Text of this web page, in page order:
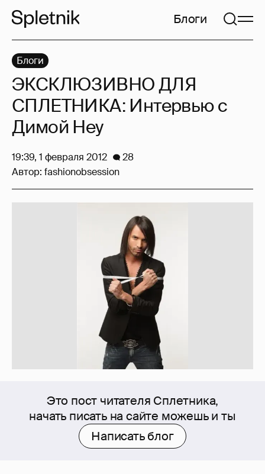
Блоги
Это пост читателя Сплетника,
начать писать на сайте можешь и ты
Написать блог
Блоги
ЭКСКЛЮЗИВНО ДЛЯ
СПЛЕТНИКА: Интервью с
Димой Неу
19:39, 1 февраля 2012
28
Автор: fashionobsession